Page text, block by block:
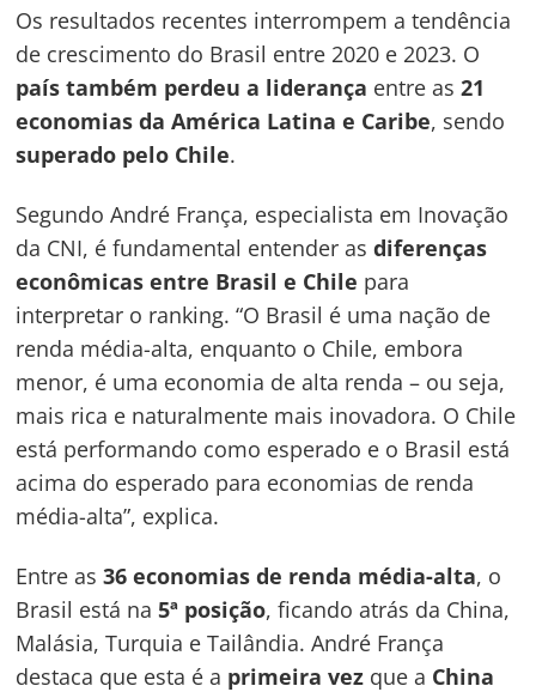
Os resultados recentes interrompem a tendência
de crescimento do Brasil entre 2020 e 2023. O
país também perdeu a liderança entre as21
economias da América Latina e Caribe, sendo
superado pelo Chile.
Segundo André França, especialista em Inovação
da CNI, é fundamental entender asdiferenças
econômicas entre Brasil e Chile para
interpretar o ranking. “O Brasil é uma nação de
renda média-alta, enquanto o Chile, embora
menor, é uma economia de alta renda – ou seja,
mais rica e naturalmente mais inovadora. O Chile
está performando como esperado e o Brasil está
acima do esperado para economias de renda
média-alta”, explica.
Entre as36 economias de renda média-alta, o
Brasil está na5ª posição, ficando atrás da China,
Malásia, Turquia e Tailândia. André França
destaca que esta é a primeira vez que a China